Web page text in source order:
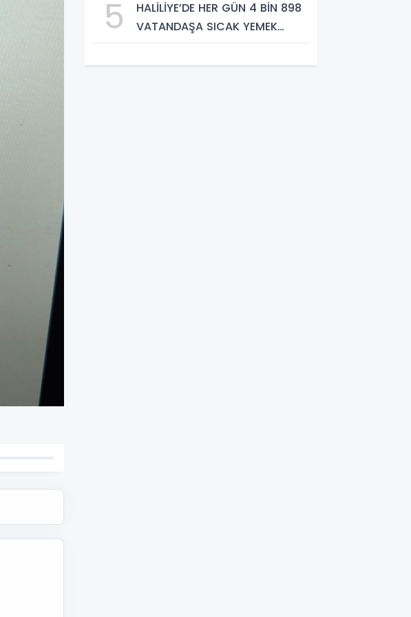
5
HALİLİYE’DE HER GÜN 4 BİN 898
VATANDAŞA SICAK YEMEK